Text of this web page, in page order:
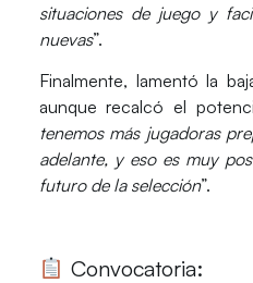
situaciones de juego y
nuevas”.
Finalmente, lamentó la
aunque recalcó el
tenemos más jugadoras
adelante, y eso es muy
futuro de la selección”.
Convocatoria: